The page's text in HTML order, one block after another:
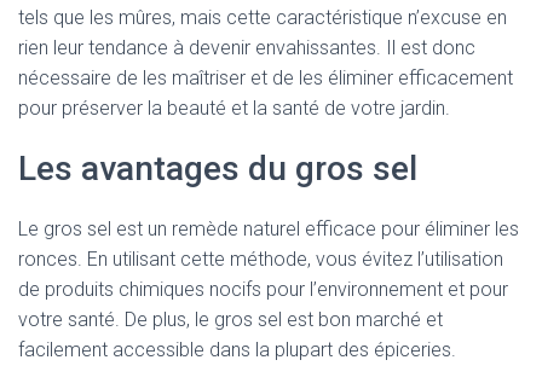
tels que les mûres, mais cette caractéristique n’excuse en
rien leur tendance à devenir envahissantes. Il est donc
nécessaire de les maîtriser et de les éliminer efficacement
pour préserver la beauté et la santé de votre jardin.
Les avantages du gros sel
Le gros sel est un remède naturel efficace pour éliminer les
ronces. En utilisant cette méthode, vous évitez l’utilisation
de produits chimiques nocifs pour l’environnement et pour
votre santé. De plus, le gros sel est bon marché et
facilement accessible dans la plupart des épiceries.